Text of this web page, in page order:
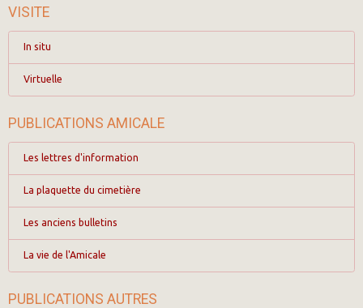
VISITE
In situ
Virtuelle
PUBLICATIONS AMICALE
Les lettres d'information
La plaquette du cimetière
Les anciens bulletins
La vie de l'Amicale
PUBLICATIONS AUTRES